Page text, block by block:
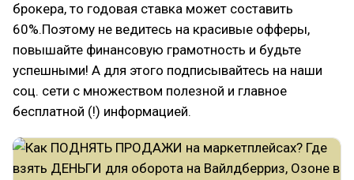
брокера, то годовая ставка может составить
60%.Поэтому не ведитесь на красивые офферы,
повышайте финансовую грамотность и будьте
успешными! А для этого подписывайтесь на наши
соц. сети с множеством полезной и главное
бесплатной (!) информацией.